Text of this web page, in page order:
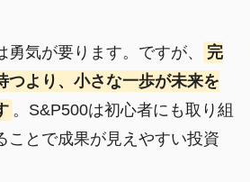
気が要ります。ですが、
完
つより、小さな一歩が未来を
。S&P500は初心者にも取り組
ことで成果が見えやすい投資